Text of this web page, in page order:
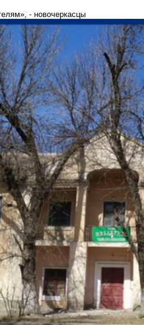
- новочеркасцы